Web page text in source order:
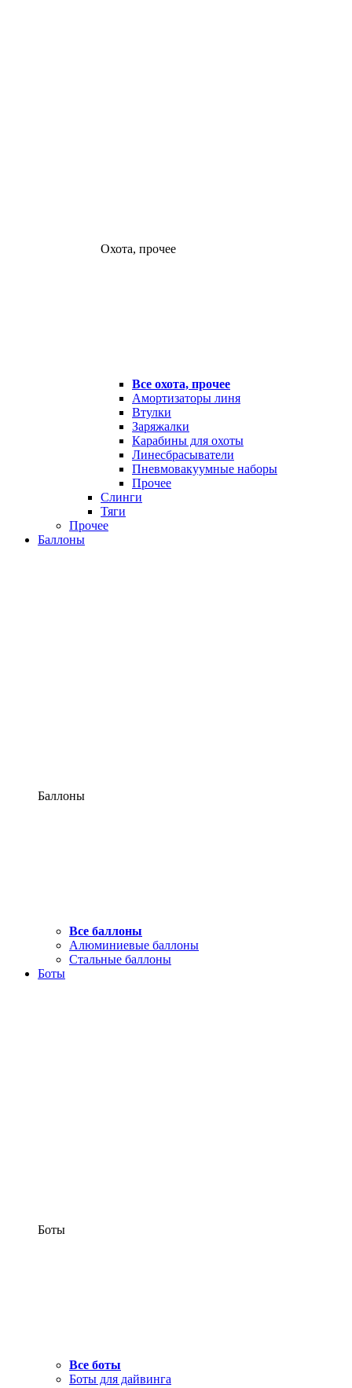
Охота, прочее
Все охота, прочее
Амортизаторы линя
Втулки
Заряжалки
Карабины для охоты
Линесбрасыватели
Пневмовакуумные наборы
Прочее
Слинги
Тяги
Прочее
Баллоны
Баллоны
Все баллоны
Алюминиевые баллоны
Стальные баллоны
Боты
Боты
Все боты
Боты для дайвинга